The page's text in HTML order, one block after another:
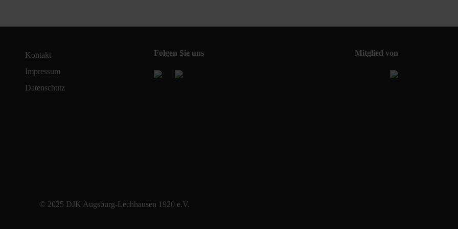
Kontakt
Impressum
Datenschutz
Folgen Sie uns Mitglied von
© 2025 DJK Augsburg-Lechhausen 1920 e.V.